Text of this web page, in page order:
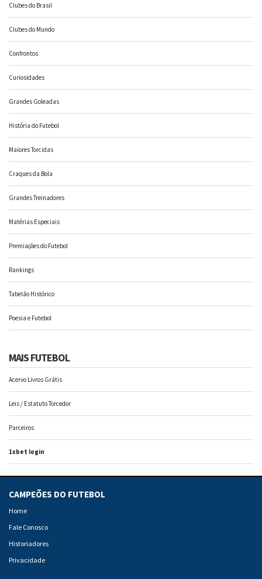
Clubes do Brasil
Clubes do Mundo
Confrontos
Curiosidades
Grandes Goleadas
História do Futebol
Maiores Torcidas
Craques da Bola
Grandes Treinadores
Matérias Especiais
Premiações do Futebol
Rankings
Tabelão Histórico
Poesia e Futebol
MAIS FUTEBOL
Acervo Livros Grátis
Leis / Estatuto Torcedor
Parceiros
1xbet login
CAMPEÕES DO FUTEBOL
Home
Fale Conosco
Historiadores
Privacidade